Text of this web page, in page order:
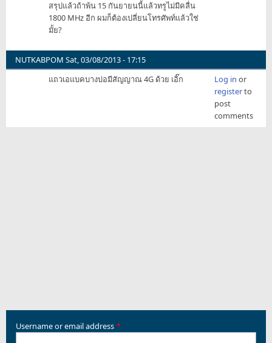
สรุปแล้วถ้าพ้น 15 กันยายนนี้แล้วทรูไม่มีคลื่น
1800 MHz อีก ผมก็ต้องเปลี่ยนโทรศัพท์แล้วใช่
มั้ย?
NUTKABPOM Sat, 03/08/2013 - 17:15
แถวเอแบคบางบ่อมีสัญญาณ 4G ด้วย เอิ๊ก
Log in or
registerto
post
comments
Username or email address